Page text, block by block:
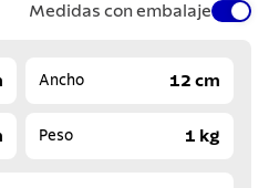
Medidas con embalaje
Ancho 12 cm
Peso 1 kg